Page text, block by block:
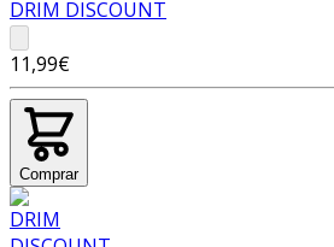
DRIM DISCOUNT
11,99€
Comprar